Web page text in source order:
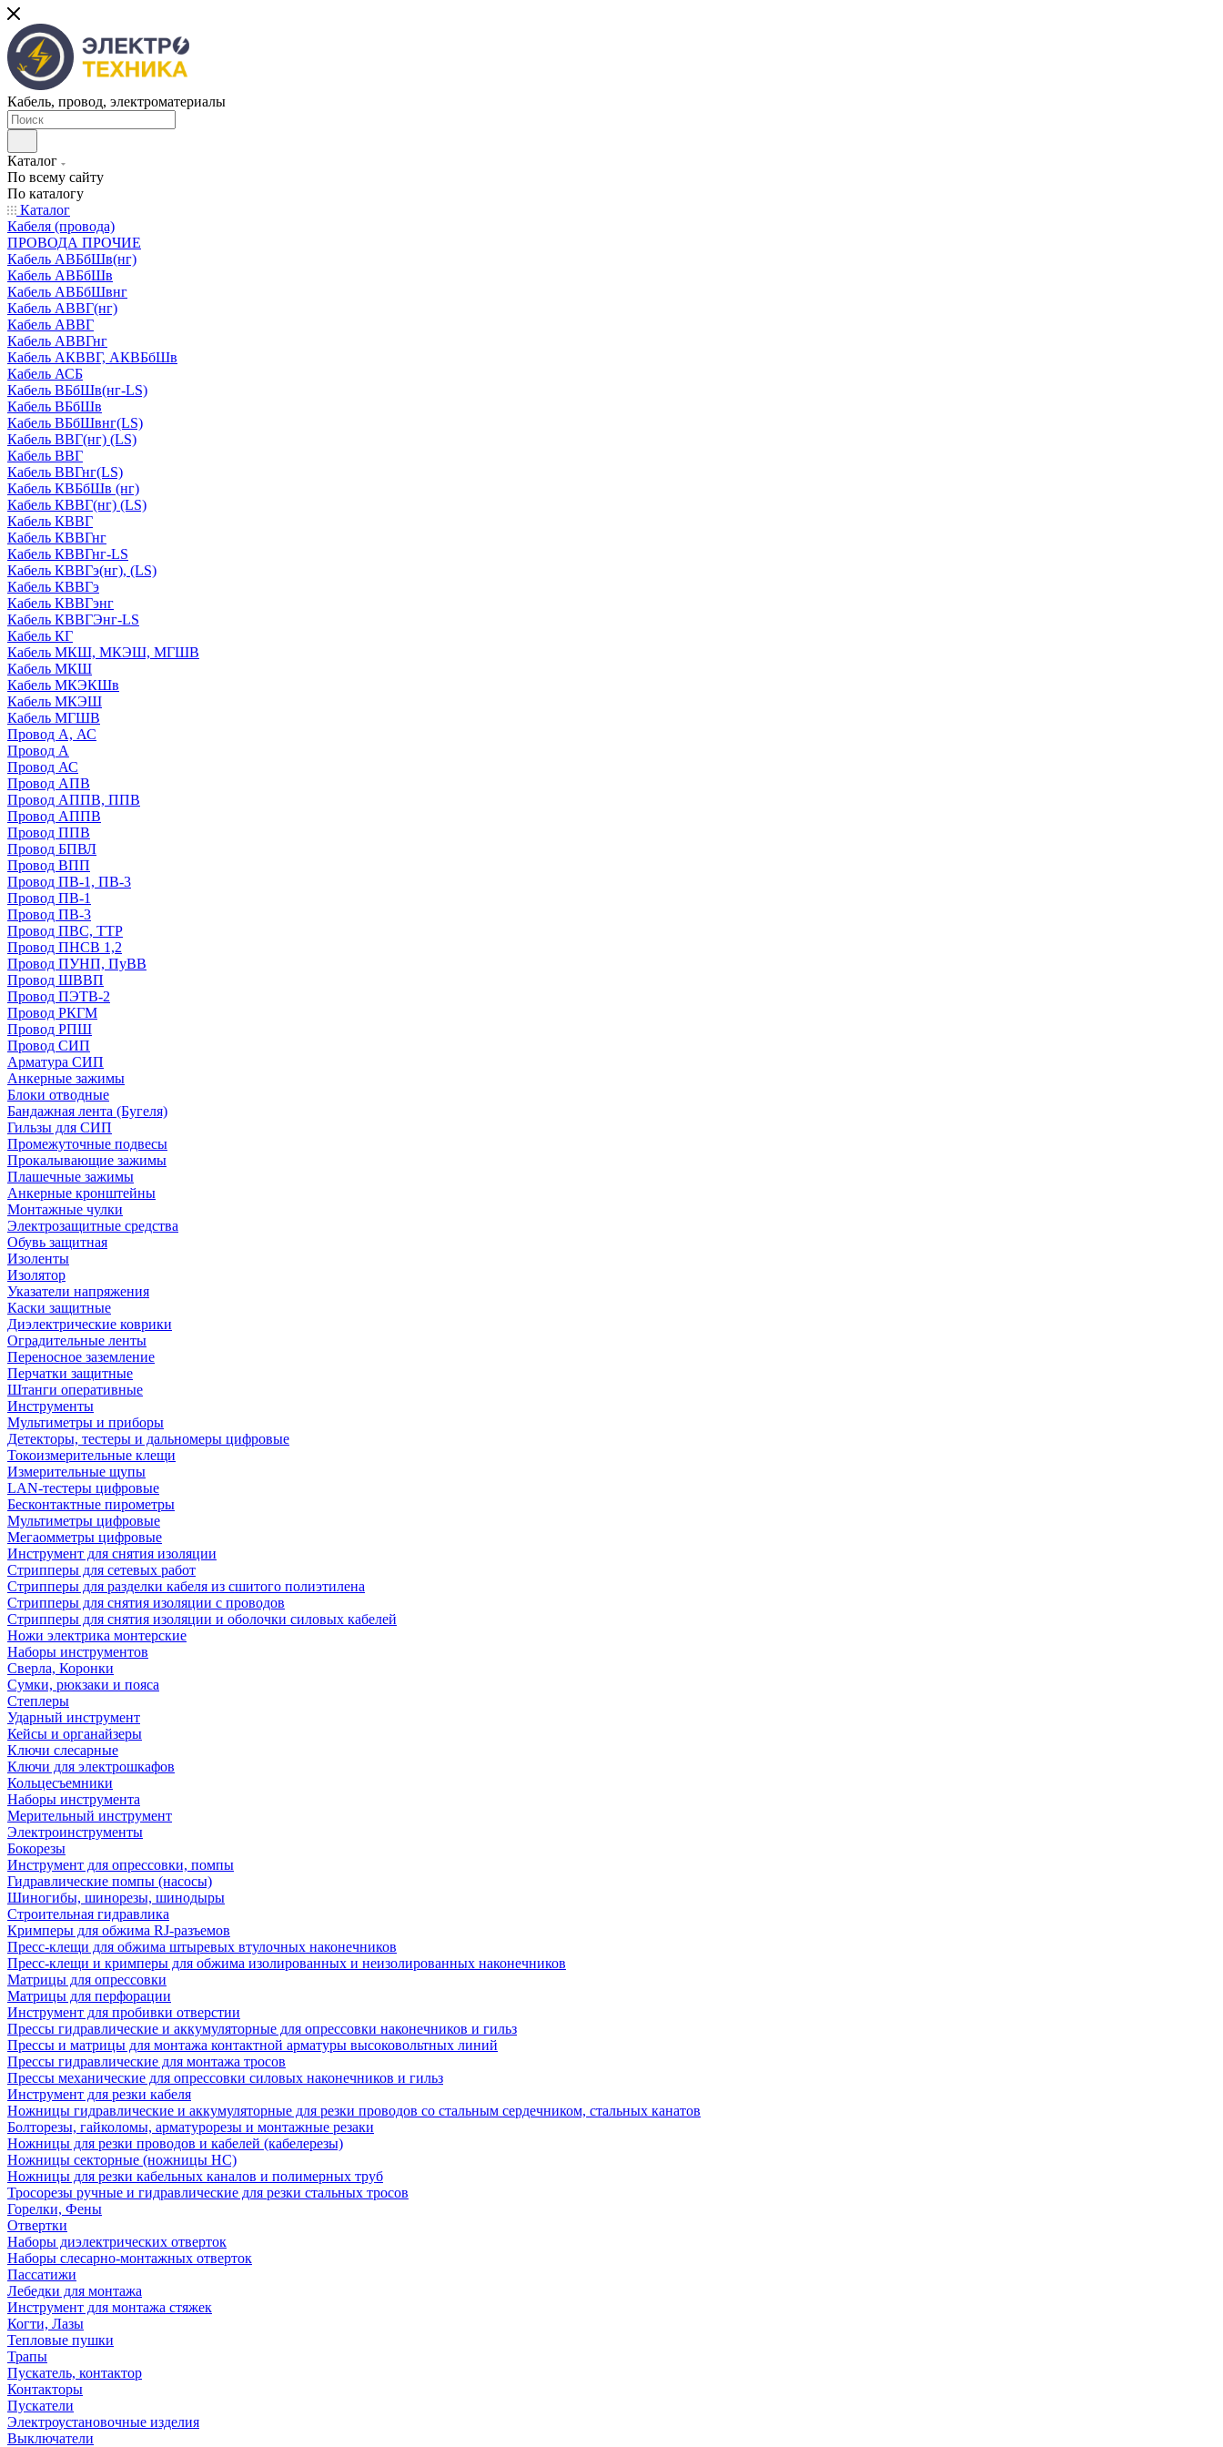
Кабель, провод, электроматериалы
Каталог
По всему сайту
По каталогу
Каталог
Кабеля (провода)
ПРОВОДА ПРОЧИЕ
Кабель АВБбШв(нг)
Кабель АВБбШв
Кабель АВБбШвнг
Кабель АВВГ(нг)
Кабель АВВГ
Кабель АВВГнг
Кабель АКВВГ, АКВБбШв
Кабель АСБ
Кабель ВБбШв(нг-LS)
Кабель ВБбШв
Кабель ВБбШвнг(LS)
Кабель ВВГ(нг) (LS)
Кабель ВВГ
Кабель ВВГнг(LS)
Кабель КВБбШв (нг)
Кабель КВВГ(нг) (LS)
Кабель КВВГ
Кабель КВВГнг
Кабель КВВГнг-LS
Кабель КВВГэ(нг), (LS)
Кабель КВВГэ
Кабель КВВГэнг
Кабель КВВГЭнг-LS
Кабель КГ
Кабель МКШ, МКЭШ, МГШВ
Кабель МКШ
Кабель МКЭКШв
Кабель МКЭШ
Кабель МГШВ
Провод А, АС
Провод А
Провод АС
Провод АПВ
Провод АППВ, ППВ
Провод АППВ
Провод ППВ
Провод БПВЛ
Провод ВПП
Провод ПВ-1, ПВ-3
Провод ПВ-1
Провод ПВ-3
Провод ПВС, ТТР
Провод ПНСВ 1,2
Провод ПУНП, ПуВВ
Провод ШВВП
Провод ПЭТВ-2
Провод РКГМ
Провод РПШ
Провод СИП
Арматура СИП
Анкерные зажимы
Блоки отводные
Бандажная лента (Бугеля)
Гильзы для СИП
Промежуточные подвесы
Прокалывающие зажимы
Плашечные зажимы
Анкерные кронштейны
Монтажные чулки
Электрозащитные средства
Обувь защитная
Изоленты
Изолятор
Указатели напряжения
Каски защитные
Диэлектрические коврики
Оградительные ленты
Переносное заземление
Перчатки защитные
Штанги оперативные
Инструменты
Мультиметры и приборы
Детекторы, тестеры и дальномеры цифровые
Токоизмерительные клещи
Измерительные щупы
LAN-тестеры цифровые
Бесконтактные пирометры
Мультиметры цифровые
Мегаомметры цифровые
Инструмент для снятия изоляции
Стрипперы для сетевых работ
Стрипперы для разделки кабеля из сшитого полиэтилена
Cтрипперы для снятия изоляции с проводов
Стрипперы для снятия изоляции и оболочки силовых кабелей
Ножи электрика монтерские
Наборы инструментов
Сверла, Коронки
Сумки, рюкзаки и пояса
Степлеры
Ударный инструмент
Кейсы и органайзеры
Ключи слесарные
Ключи для электрошкафов
Кольцесъемники
Наборы инструмента
Мерительный инструмент
Электроинструменты
Бокорезы
Инструмент для опрессовки, помпы
Гидравлические помпы (насосы)
Шиногибы, шинорезы, шинодыры
Строительная гидравлика
Кримперы для обжима RJ-разъемов
Пресс-клещи для обжима штыревых втулочных наконечников
Пресс-клещи и кримперы для обжима изолированных и неизолированных наконечников
Матрицы для опрессовки
Матрицы для перфорации
Инструмент для пробивки отверстии
Прессы гидравлические и аккумуляторные для опрессовки наконечников и гильз
Прессы и матрицы для монтажа контактной арматуры высоковольтных линий
Прессы гидравлические для монтажа тросов
Прессы механические для опрессовки силовых наконечников и гильз
Инструмент для резки кабеля
Ножницы гидравлические и аккумуляторные для резки проводов со стальным сердечником, стальных канатов
Болторезы, гайколомы, арматурорезы и монтажные резаки
Ножницы для резки проводов и кабелей (кабелерезы)
Ножницы секторные (ножницы НС)
Ножницы для резки кабельных каналов и полимерных труб
Тросорезы ручные и гидравлические для резки стальных тросов
Горелки, Фены
Отвертки
Наборы диэлектрических отверток
Наборы слесарно-монтажных отверток
Пассатижи
Лебедки для монтажа
Инструмент для монтажа стяжек
Когти, Лазы
Тепловые пушки
Трапы
Пускатель, контактор
Контакторы
Пускатели
Электроустановочные изделия
Выключатели